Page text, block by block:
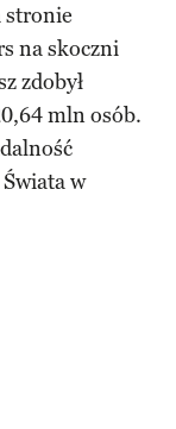
stronie
na skoczni
zdobył
mln osób.
w